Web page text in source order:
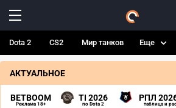
Dota 2 CS2 Мир танков Еще
АКТУАЛЬНОЕ
BETBOOM
Реклама 18+
TI 2026
по Dota 2
РПЛ
таблица и